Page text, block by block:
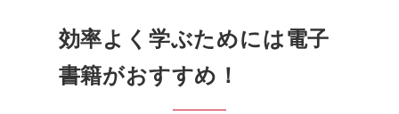
効率よく学ぶためには電子
書籍がおすすめ！